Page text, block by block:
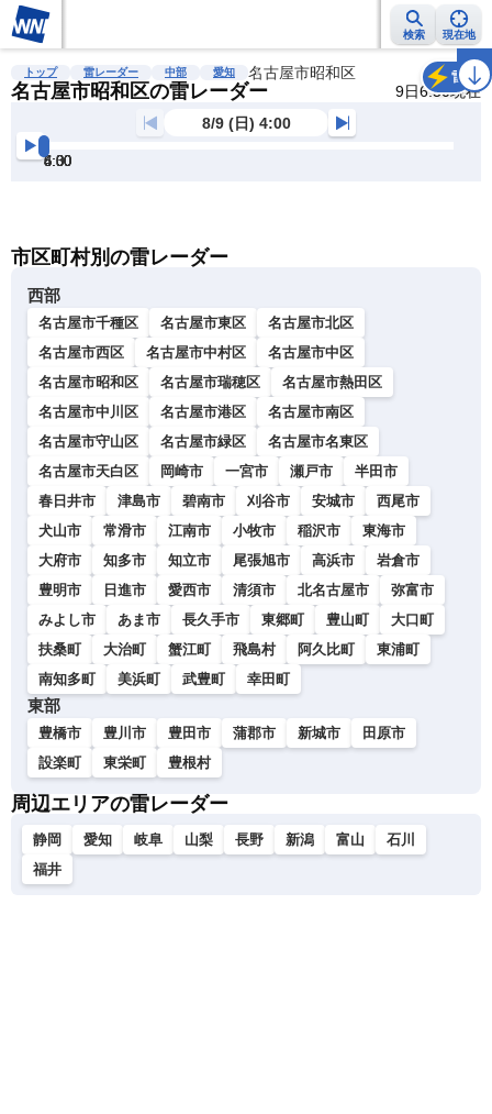
検索 現在地
雨雲レーダー 台風情報 地震情報 警報・注意報 2週間天気 ラ
トップ 雷レーダー 中部 愛知 名古屋市昭和区
名古屋市昭和区の雷レーダー 9日6:50現在
雷
8/9 (日) 4:00
4:00
4:30
5:00
5:30
6:00
6:30
市区町村別の雷レーダー
西部
名古屋市千種区 名古屋市東区
名古屋市北区
名古屋市西区
名古屋市中村区
名古屋市中区
名古屋市昭和区
名古屋市瑞穂区
名古屋市熱田区
名古屋市中川区
名古屋市港区
名古屋市南区
名古屋市守山区
名古屋市緑区
名古屋市名東区
名古屋市天白区
岡崎市 一宮市 瀬戸市
半田市
春日井市
津島市 碧南市 刈谷市 安城市
西尾市
犬山市
常滑市 江南市 小牧市 稲沢市
東海市
大府市
知多市 知立市 尾張旭市 高浜市
岩倉市
豊明市
日進市 愛西市 清須市 北名古屋市
弥富市
みよし市
あま市 長久手市 東郷町 豊山町
大口町
扶桑町
大治町 蟹江町 飛島村 阿久比町
東浦町
南知多町
美浜町 武豊町 幸田町
東部
豊橋市 豊川市 豊田市 蒲郡市 新城市
田原市
設楽町
東栄町 豊根村
周辺エリアの雷レーダー
静岡 愛知 岐阜 山梨 長野 新潟 富山
石川
福井